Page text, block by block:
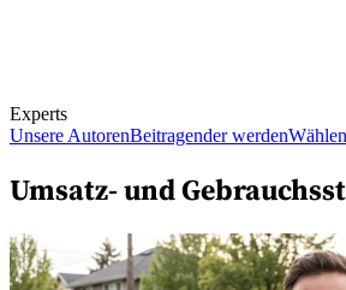
Experts
Unsere AutorenBeitragender werden
Umsatz- und